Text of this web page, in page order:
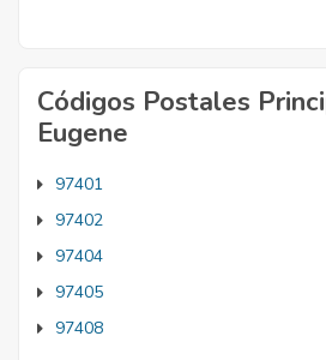
Códigos Postales
Eugene
97401
97402
97404
97405
97408